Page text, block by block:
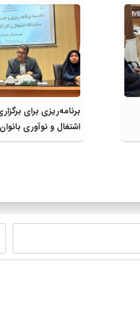
برنامه‌ریزی برای
اشتغال و نوآوری